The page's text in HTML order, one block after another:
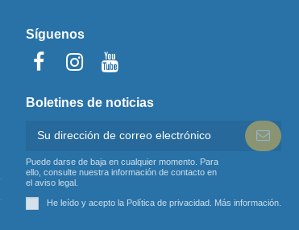
Síguenos
Boletines de noticias
Puede darse de baja en cualquier momento. Para
ello, consulte nuestra información de contacto en
el aviso legal.
He leído y acepto la Política de privacidad. Más información